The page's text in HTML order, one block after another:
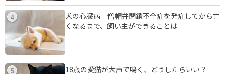
4
犬の心臓病 僧帽弁閉鎖不全症を発症してから亡
くなるまで、飼い主ができることは
5
18歳の愛猫が大声で鳴く、どうしたらいい？